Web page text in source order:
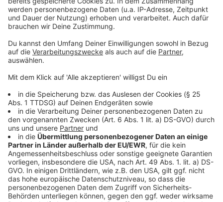
Mehr Meldungen aus Leverkusen:
Anzeige
Stadt Leverkusen will Kaufhof-Gebäude kaufen
Wohnwagenbrand in Leverkusen-Küppersteg gelöscht
Leverkusen Schlusslicht bei öffentlichen Ladesäulen
Anzeige
Anzeige